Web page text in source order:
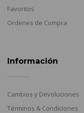
Favoritos
Ordenes de Compra
Información
Cambios y Devoluciones
Términos & Condiciones